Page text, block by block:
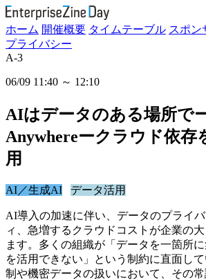
ホーム 開催概要 タイムテーブル スポン
プライバシー
A-3
06/09 11:40 ～ 12:10
AIはデータのある場所で
Anywhereークラウド依存
用
AI／生成AI データ活用
AI導入の加速に伴い、データのプライ
ィ、急増するクラウドコストが企業の
ます。多くの組織が「データを一箇所
を活用できない」という制約に直面し
制や機密データの扱いにおいて、その